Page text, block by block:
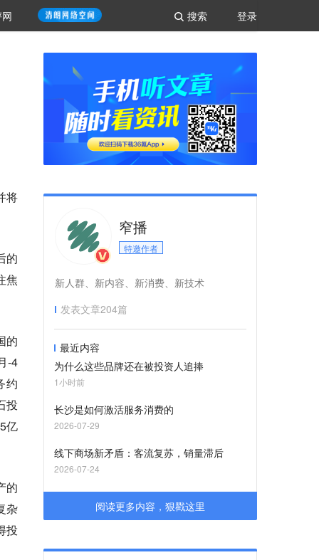
登录
搜索
将
的
焦
的
-4
约
投
亿
的
杂
投
窄播
特邀作者
新人群、新内容、新消费、新技术
发表文章204篇
最近内容
为什么这些品牌还在被投资人追捧
1小时前
长沙是如何激活服务消费的
2026-07-29
线下商场新矛盾：客流复苏，销量滞后
2026-07-24
阅读更多内容，狠戳这里